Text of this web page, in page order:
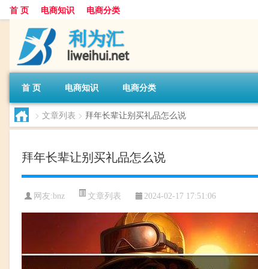
首 页 电商知识 电商分类
首 页 电商知识 电商分类
> 文章列表 > 拜年长辈让别买礼品怎么说
拜年长辈让别买礼品怎么说
网友:bnz 文章列表 2024-02-17 17:51:06